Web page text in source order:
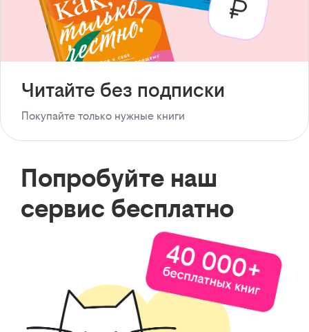
Читайте без подписки
Покупайте только нужные книги
Попробуйте наш
сервис бесплатно